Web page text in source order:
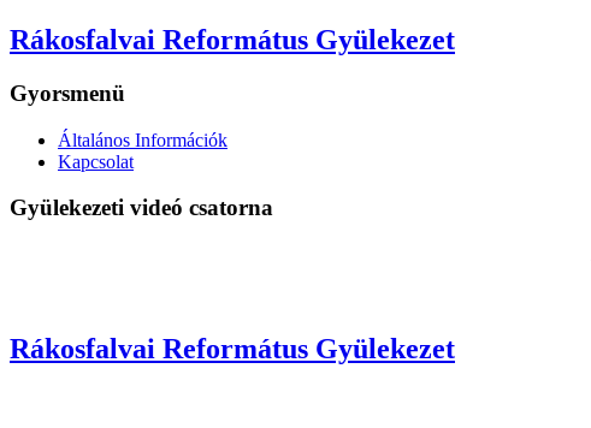
Rákosfalvai Református Gyülekezet
Gyorsmenü
Általános Információk
Kapcsolat
Gyülekezeti videó csatorna
Rákosfalvai Református Gyülekezet